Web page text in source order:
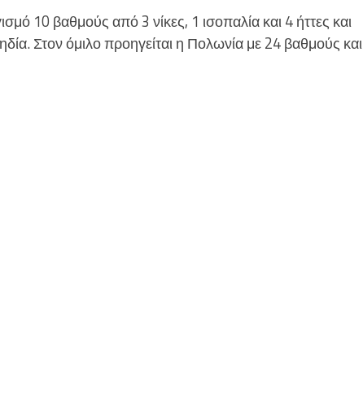
10 βαθμούς από 3 νίκες, 1 ισοπαλία και 4 ήττες και
Στον όμιλο προηγείται η Πολωνία με 24 βαθμούς και